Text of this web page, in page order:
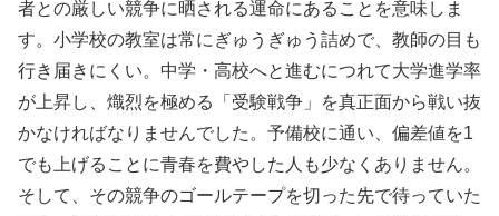
者との厳しい競争に晒される運命にあることを意味しま
す。小学校の教室は常にぎゅうぎゅう詰めで、教師の目も
行き届きにくい。中学・高校へと進むにつれて大学進学率
が上昇し、熾烈を極める「受験戦争」を真正面から戦い抜
かなければなりませんでした。予備校に通い、偏差値を1
でも上げることに青春を費やした人も少なくありません。
そして、その競争のゴールテープを切った先で待っていた